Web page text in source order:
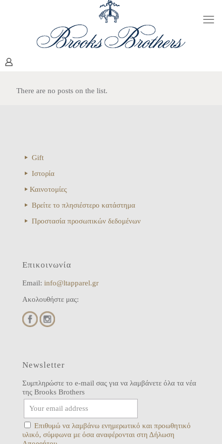
There are no posts on the list.
Gift
Ιστορία
Καινοτομίες
Βρείτε το πλησιέστερο κατάστημα
Προστασία προσωπικών δεδομένων
Επικοινωνία
Email: info@ltapparel.gr
Ακολουθήστε μας:
Newsletter
Συμπληρώστε το e-mail σας για να λαμβάνετε όλα τα νέα
της Brooks Brothers
Επιθυμώ να λαμβάνω ενημερωτικό και προωθητικό
υλικό, σύμφωνα με όσα αναφέρονται στη Δήλωση